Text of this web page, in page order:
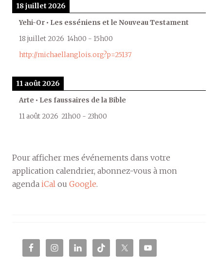
18 juillet 2026
Yehi-Or • Les esséniens et le Nouveau Testament
18 juillet 2026 14h00 - 15h00
http://michaellanglois.org?p=25137
11 août 2026
Arte • Les faussaires de la Bible
11 août 2026 21h00 - 23h00
Pour afficher mes événements dans votre
application calendrier, abonnez-vous à mon
agenda iCal ou Google.